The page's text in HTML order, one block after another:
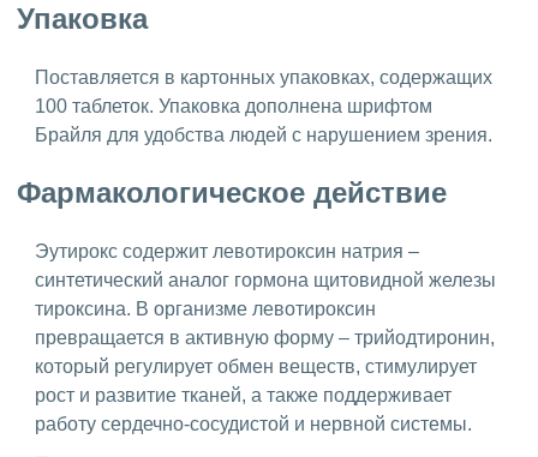
Упаковка
Поставляется в картонных упаковках, содержащих
100 таблеток. Упаковка дополнена шрифтом
Брайля для удобства людей с нарушением зрения.
Фармакологическое действие
Эутирокс содержит левотироксин натрия –
синтетический аналог гормона щитовидной железы
тироксина. В организме левотироксин
превращается в активную форму – трийодтиронин,
который регулирует обмен веществ, стимулирует
рост и развитие тканей, а также поддерживает
работу сердечно-сосудистой и нервной системы.